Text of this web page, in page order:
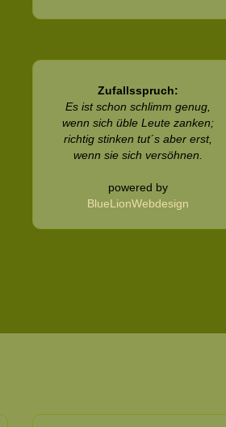
Zufallsspruch:
Es ist schon schlimm genug,
wenn sich üble Leute zanken;
richtig stinken tut´s aber erst,
wenn sie sich versöhnen.
powered by
BlueLionWebdesign